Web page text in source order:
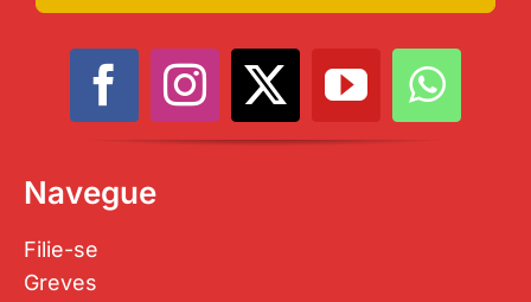
Navegue
Filie-se
Greves